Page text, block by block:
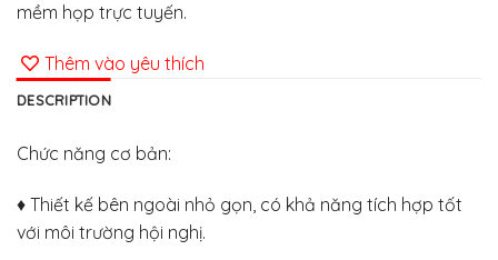
mềm họp trực tuyến.
Thêm vào yêu thích
DESCRIPTION
Chức năng cơ bản:
♦ Thiết kế bên ngoài nhỏ gọn, có khả năng tích hợp tốt
với môi trường hội nghị.